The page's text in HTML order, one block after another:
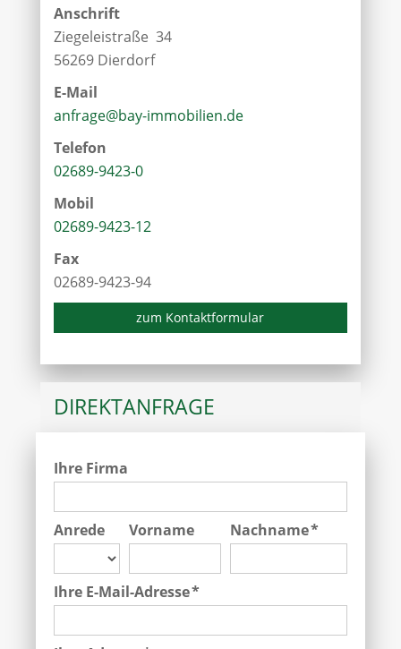
Anschrift
Ziegeleistraße 34
56269 Dierdorf
E-Mail
anfrage@bay-immobilien.de
Telefon
02689-9423-0
Mobil
02689-9423-12
Fax
02689-9423-94
zum Kontaktformular
DIREKTANFRAGE
Ihre Firma
Anrede Vorname Nachname *
Ihre E-Mail-Adresse *